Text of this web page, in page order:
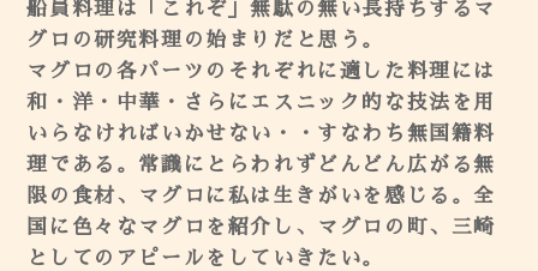
船員料理は「これぞ」無駄の無い長持ちするマ
グロの研究料理の始まりだと思う。
マグロの各パーツのそれぞれに適した料理には
和・洋・中華・さらにエスニック的な技法を用
いらなければいかせない・・すなわち無国籍料
理である。常識にとらわれずどんどん広がる無
限の食材、マグロに私は生きがいを感じる。全
国に色々なマグロを紹介し、マグロの町、三崎
としてのアピールをしていきたい。